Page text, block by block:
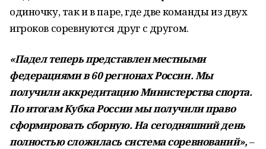
одиночку, так и в паре, где две команды из двух
игроков соревнуются друг с другом.
«Падел теперь представлен местными
федерациями в 60 регионах России. Мы
получили аккредитацию Министерства спорта.
По итогам Кубка России мы получили право
сформировать сборную. На сегодняшний день
полностью сложилась система соревнований»,–